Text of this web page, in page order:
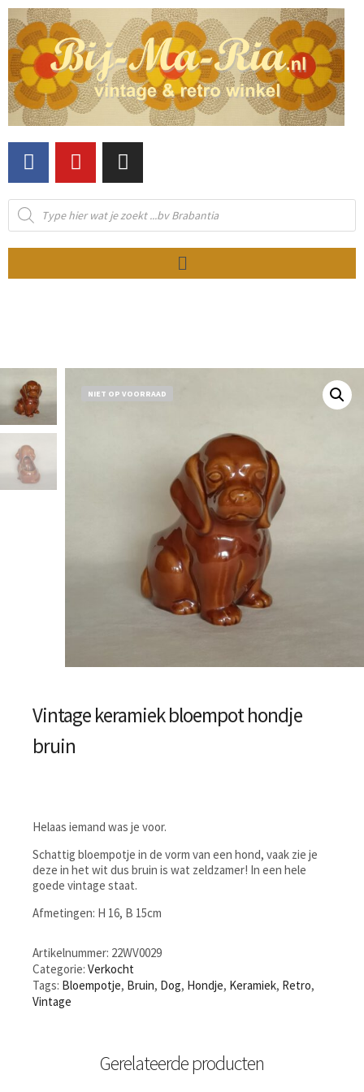
NIET OP VOORRAAD
Vintage keramiek bloempot hondje
bruin
Helaas iemand was je voor.
Schattig bloempotje in de vorm van een hond, vaak zie je
deze in het wit dus bruin is wat zeldzamer! In een hele
goede vintage staat.
Afmetingen: H 16, B 15cm
Artikelnummer: 22WV0029
Categorie: Verkocht
Tags: Bloempotje, Bruin, Dog, Hondje, Keramiek, Retro,
Vintage
Gerelateerde producten